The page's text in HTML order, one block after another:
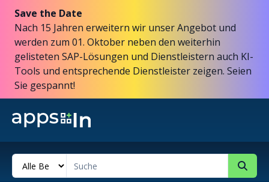
Save the Date
Nach 15 Jahren erweitern wir unser Angebot und
werden zum 01. Oktober neben den weiterhin
gelisteten SAP-Lösungen und Dienstleistern auch KI-
Tools und entsprechende Dienstleister zeigen. Seien
Sie gespannt!